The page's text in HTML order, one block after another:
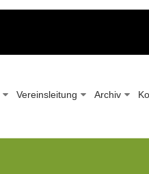
Vereinsleitung Archiv